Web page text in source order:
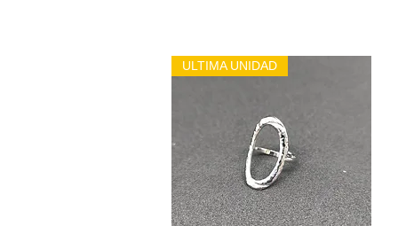
ULTIMA UNIDAD